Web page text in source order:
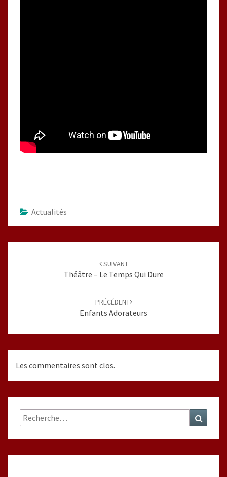
Actualités
SUIVANT
Théâtre – Le Temps Qui Dure
PRÉCÉDENT
Enfants Adorateurs
Les commentaires sont clos.
Rechercher :